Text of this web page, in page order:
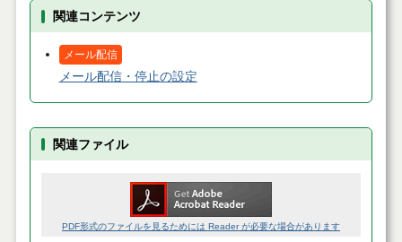
関連コンテンツ
メール配信
メール配信・停止の設定
関連ファイル
PDF形式のファイルを見るためには Reader が必要な場合があります